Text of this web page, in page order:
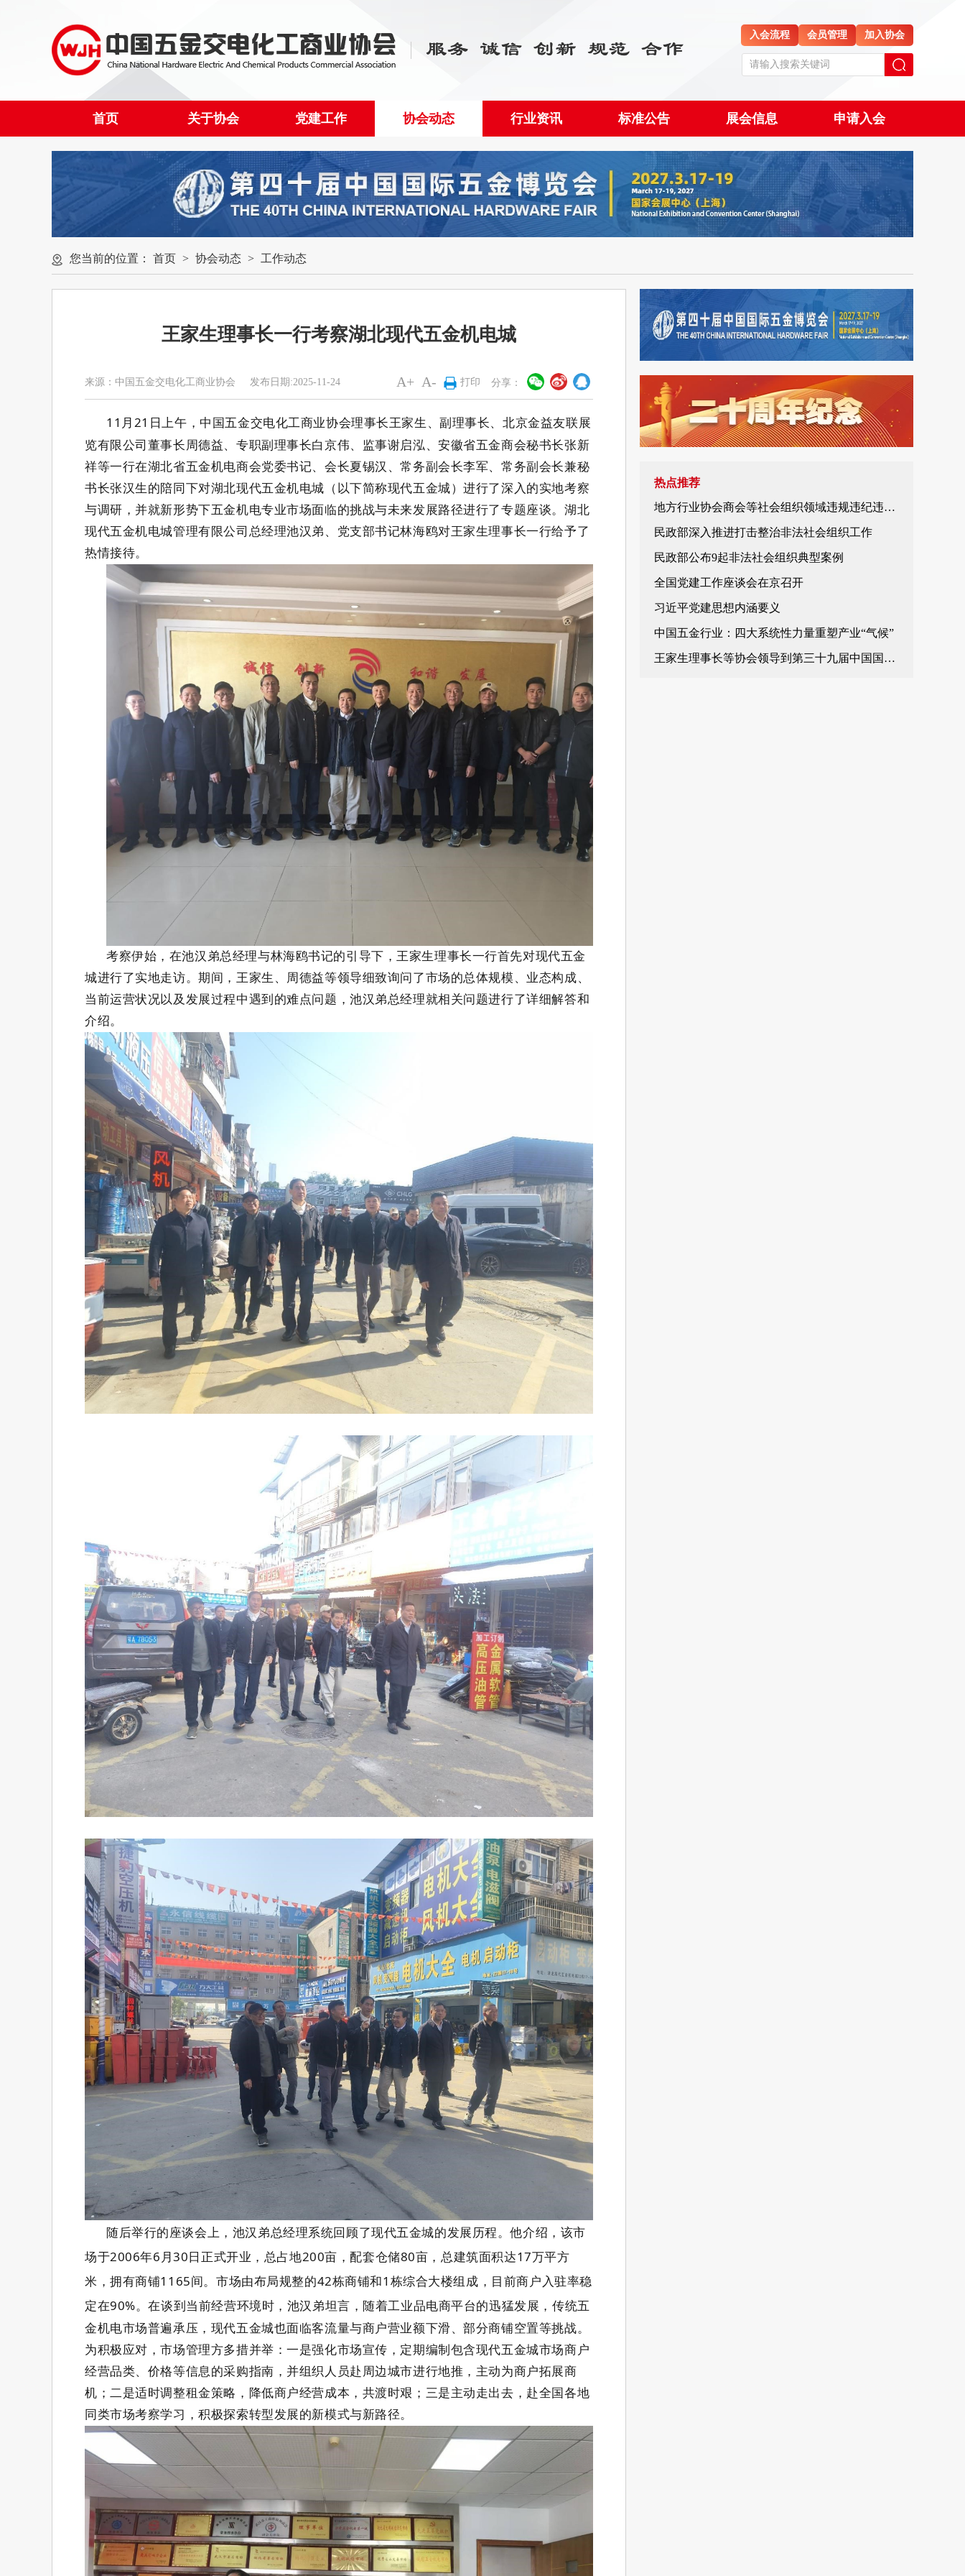
入会流程 会员管理 加入协会
首页 关于协会 党建工作 协会动态 行业资讯 标准公告 展会信息 申请入会
您当前的位置： 首页 > 协会动态 > 工作动态
王家生理事长一行考察湖北现代五金机电城
来源：中国五金交电化工商业协会 发布日期:2025-11-24 A+ A- 打印 分享：
11 月21 日上午，中国五金交电化工商业协会理事长王家生、副理事长、北京金益友联展
览有限公司董事长周德益、专职副理事长白京伟、监事谢启泓、安徽省五金商会秘书长张新
祥等一行在湖北省五金机电商会党委书记、会长夏锡汉、常务副会长李军、常务副会长兼秘
书长张汉生的陪同下对湖北现代五金机电城（以下简称现代五金城）进行了深入的实地考察
与调研，并就新形势下五金机电专业市场面临的挑战与未来发展路径进行了专题座谈。湖北
现代五金机电城管理有限公司总经理池汉弟、党支部书记林海鸥对王家生理事长一行给予了
热情接待。
考察伊始，在池汉弟总经理与林海鸥书记的引导下，王家生理事长一行首先对现代五金
城进行了实地走访。期间，王家生、周德益等领导细致询问了市场的总体规模、业态构成、
当前运营状况以及发展过程中遇到的难点问题，池汉弟总经理就相关问题进行了详细解答和
介绍。
随后举行的座谈会上，池汉弟总经理系统回顾了现代五金城的发展历程。他介绍，该市
场于2006年6 月30日正式开业，总占地200亩，配套仓储80亩，总建筑面积达17万平方
米，拥有商铺1165间。市场由布局规整的42栋商铺和1 栋综合大楼组成，目前商户入驻率稳
定在90%。在谈到当前经营环境时，池汉弟坦言，随着工业品电商平台的迅猛发展，传统五
金机电市场普遍承压，现代五金城也面临客流量与商户营业额下滑、部分商铺空置等挑战。
为积极应对，市场管理方多措并举：一是强化市场宣传，定期编制包含现代五金城市场商户
经营品类、价格等信息的采购指南，并组织人员赴周边城市进行地推，主动为商户拓展商
机；二是适时调整租金策略，降低商户经营成本，共渡时艰；三是主动走出去，赴全国各地
同类市场考察学习，积极探索转型发展的新模式与新路径。
热点推荐
地方行业协会商会等社会组织领域违规违纪违法典型案例
民政部深入推进打击整治非法社会组织工作
民政部公布9起非法社会组织典型案例
全国党建工作座谈会在京召开
习近平党建思想内涵要义
中国五金行业：四大系统性力量重塑产业“气候”
王家生理事长等协会领导到第三十九届中国国际五金博览会现场巡馆